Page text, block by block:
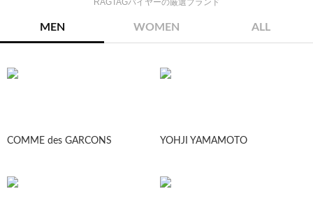
RAGTAGバイヤーの厳選ブランド
MEN WOMEN ALL
COMME des GARCONS YOHJI YAMAMOTO